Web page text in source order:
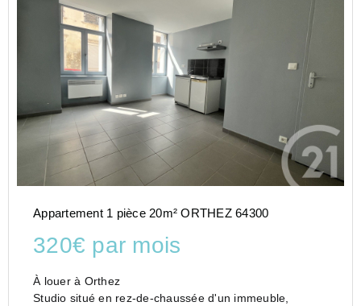
Appartement 1 pièce 20m² ORTHEZ 64300
320€ par mois
À louer à Orthez
Studio situé en rez-de-chaussée d'un immeuble,